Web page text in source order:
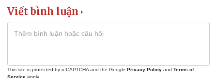
Viết bình luận
This site is protected by reCAPTCHA and the Google Privacy Policy and Terms of
Service apply.